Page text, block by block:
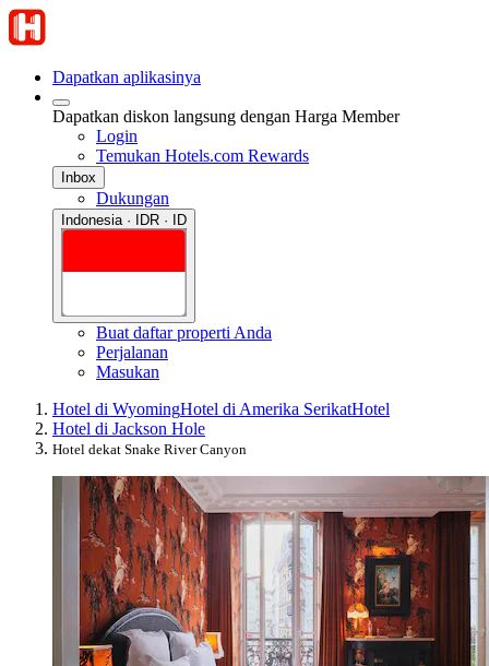
Dapatkan aplikasinya
Dapatkan diskon langsung dengan Harga Member
Login
Temukan Hotels.com Rewards
Inbox
Dukungan
Indonesia · IDR · ID
Buat daftar properti Anda
Perjalanan
Masukan
Hotel di WyomingHotel di Amerika SerikatHotel
Hotel di Jackson Hole
Hotel dekat Snake River Canyon